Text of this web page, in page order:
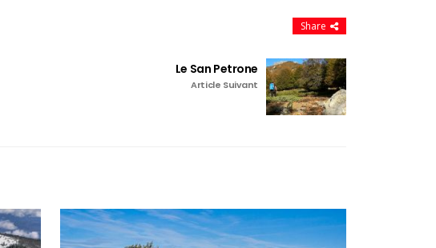
Share
Le San Petrone
Article Suivant